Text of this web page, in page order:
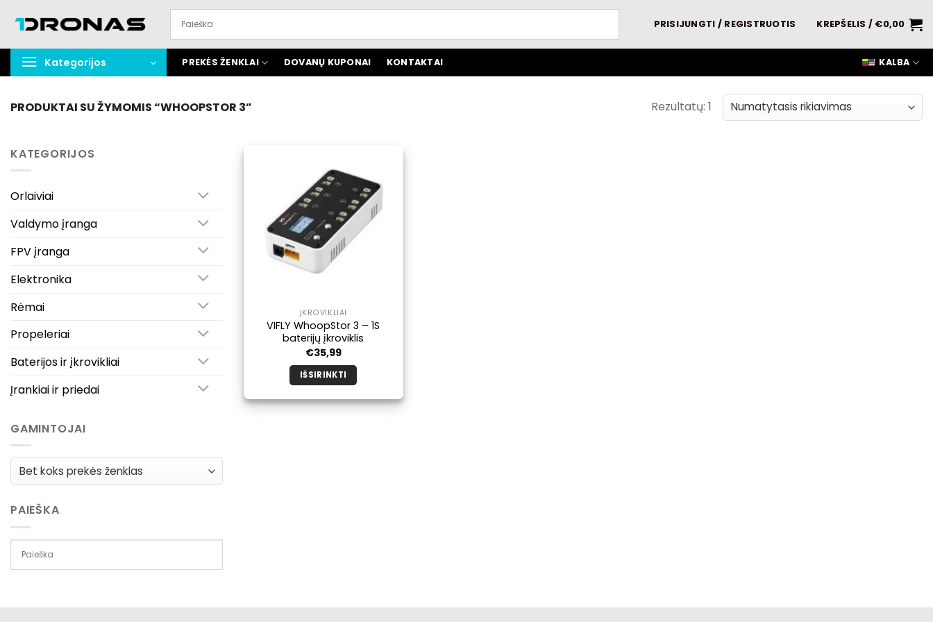
turinį
PRISIJUNGTI / REGISTRUOTIS KREPŠELIS / €0,00
Kategorijos PREKĖS ŽENKLAI DOVANŲ KUPONAI KONTAKTAI KALBA
PRODUKTAI SU ŽYMOMIS “WHOOPSTOR 3” Rezultatų: 1
KATEGORIJOS
Orlaiviai
Valdymo įranga
FPV įranga
Elektronika
Rėmai
Propeleriai
Baterijos ir įkrovikliai
Įrankiai ir priedai
GAMINTOJAI
PAIEŠKA
ĮKROVIKLIAI
VIFLY WhoopStor 3 – 1S
baterijų įkroviklis
€35,99
IŠSIRINKTI
produktas